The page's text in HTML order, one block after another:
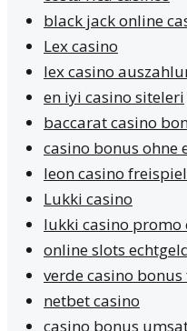
black jack online
Lex casino
lex casino
en iyi casino siteleri
baccarat casino
casino bonus ohne
leon casino
Lukki casino
lukki casino promo
online slots
verde casino
netbet casino
casino bonus